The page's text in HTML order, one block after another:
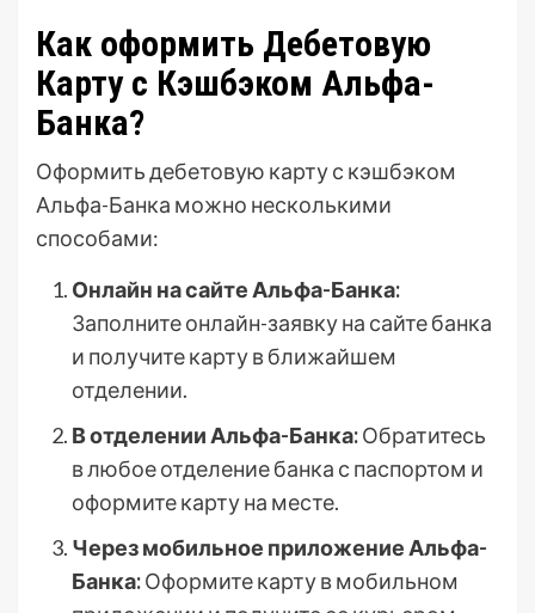
Как оформить Дебетовую
Карту с Кэшбэком Альфа-
Банка?
Оформить дебетовую карту с кэшбэком
Альфа-Банка можно несколькими
способами:
Онлайн на сайте Альфа-Банка:
Заполните онлайн-заявку на сайте банка
и получите карту в ближайшем
отделении.
В отделении Альфа-Банка:Обратитесь
в любое отделение банка с паспортом и
оформите карту на месте.
Через мобильное приложение Альфа-
Банка:Оформите карту в мобильном